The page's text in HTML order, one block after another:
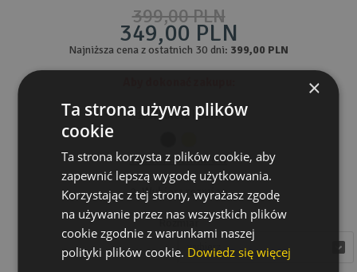
399,00 PLN
349,00 PLN
Najniższa cena z ostatnich 30 dni: 399,00 PLN
1. Wybierz kolor:
Tabela rozmiarów
2. Wybierz rozmiar:
Rozmiar
wybierz
wybierz
×
Ta strona używa plików
cookie
Ta strona korzysta z plików cookie, aby
zapewnić lepszą wygodę użytkowania.
Korzystając z tej strony, wyrażasz zgodę
na używanie przez nas wszystkich plików
cookie zgodnie z warunkami naszej
polityki plików cookie. Dowiedz się więcej